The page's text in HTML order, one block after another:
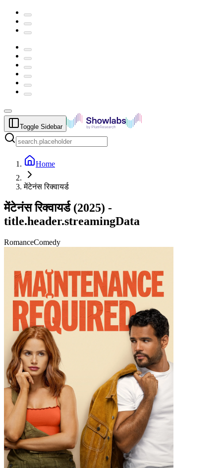
Toggle Sidebar
Home
मेंटेनंस रिक्वायर्ड
मेंटेनंस रिक्वायर्ड(2025) -
title.header.streamingData
RomanceComedy